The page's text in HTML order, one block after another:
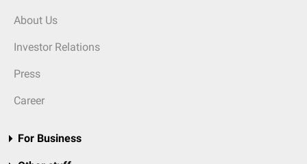
About Us
Investor Relations
Press
Career
For Business